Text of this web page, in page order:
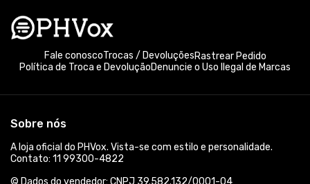
Fale conoscoTrocas / DevoluçõesRastrear Pedido
Política de Troca e DevoluçãoDenuncie o Uso Ilegal de Marcas
Sobre nós
A loja oficial do PHVox. Vista-se com estilo e personalidade.
Contato: 11 99300-4822
© Dados do vendedor: CNPJ 39.582.132/0001-04